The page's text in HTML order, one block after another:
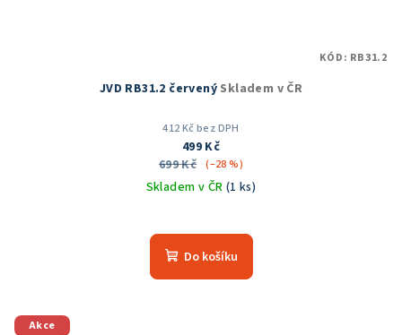
JVD RB31.2 červený Skladem v ČR
412 Kč bez DPH
499 Kč
699 Kč (–28 %)
Skladem v ČR (1 ks)
hodnocení
produktu
Do košíku
KÓD: RB31.2
Akce